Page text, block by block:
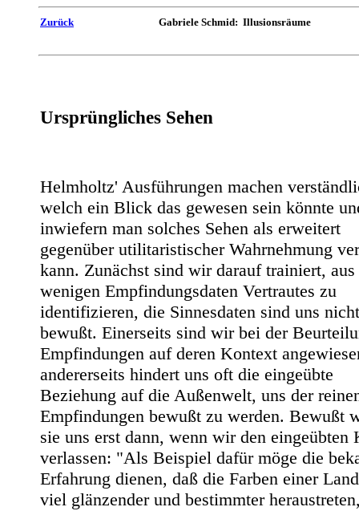
Zurück Gabriele Schmid: Illusionsräume
Ursprüngliches Sehen
Helmholtz' Ausführungen machen
welch ein Blick das gewesen sein könnte
inwiefern man solches Sehen als erweitert
gegenüber utilitaristischer Wahrnehmung
kann. Zunächst sind wir darauf trainiert, aus
wenigen Empfindungsdaten Vertrautes zu
identifizieren, die Sinnesdaten sind uns nicht
bewußt. Einerseits sind wir bei der
Empfindungen auf deren Kontext
andererseits hindert uns oft die eingeübte
Beziehung auf die Außenwelt, uns der
Empfindungen bewußt zu werden. Bewußt
sie uns erst dann, wenn wir den eingeübten
verlassen: "Als Beispiel dafür möge die
Erfahrung dienen, daß die Farben einer
viel glänzender und bestimmter